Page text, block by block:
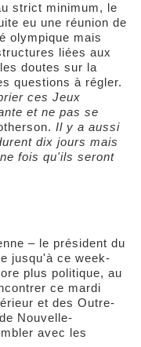
strict minimum, le
eu une réunion de
olympique mais
liées aux
doutes sur la
questions à régler.
ces Jeux
et ne pas se
Il y a aussi
dix jours mais
fois qu'ils seront
jusqu'à ce week-
plus politique, au
ce mardi
et des Outre-
Nouvelle-
avec les